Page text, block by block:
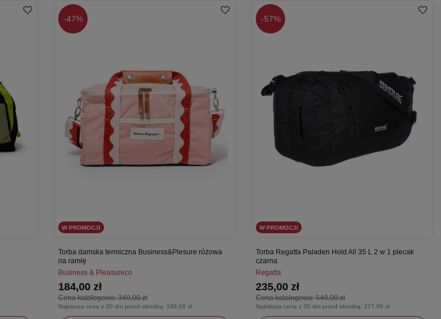
-47%
W PROMOCJI
Torba damska termiczna Business&Plesure różowa
na ramię
Business & Pleasureco
Cena katalogowa:349,00 zł
184,00 zł
Najniższa cena z 30 dni przed obniżką: 189,00 zł
-57%
W PROMOCJI
Torba Regatta Paladen Hold All 35 L 2 w 1 plecak
czarna
Regatta
Cena katalogowa:549,00 zł
235,00 zł
Najniższa cena z 30 dni przed obniżką: 277,00 zł